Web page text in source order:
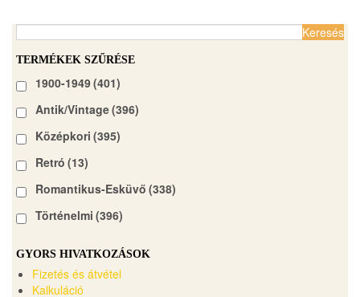
TERMÉKEK SZŰRÉSE
1900-1949(401)
Antik/Vintage(396)
Középkori (395)
Retró (13)
Romantikus-Esküvő (338)
Történelmi (396)
GYORS HIVATKOZÁSOK
Fizetés és átvétel
Kalkuláció